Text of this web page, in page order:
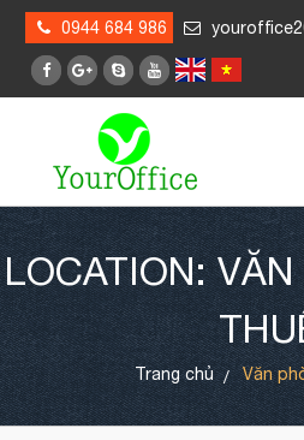
0944 684 986
LOCATION:
Trang chủ Văn